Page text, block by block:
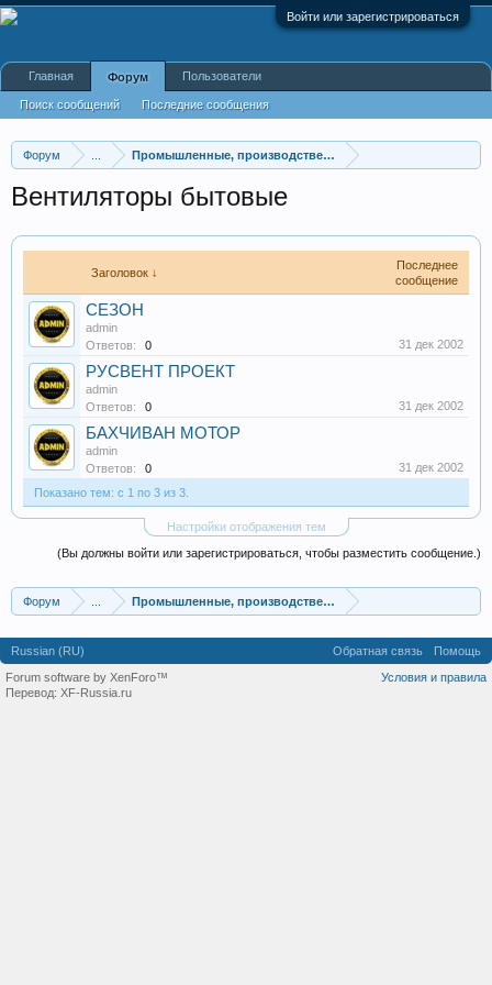
Войти или зарегистрироваться
Форум Промышленные, производственные и перерабатывающие
Вентиляторы бытовые
Заголовок ↓
Последнее
сообщение
СЕЗОН
admin
Ответов:
0 31 дек 2002
РУСВЕНТ ПРОЕКТ
admin
Ответов:
0 31 дек 2002
БАХЧИВАН МОТОР
admin
Ответов:
0
31 дек 2002
Показано тем: с 1 по 3 из 3.
Настройки отображения тем
(Вы должны войти или зарегистрироваться, чтобы разместить сообщение.)
Форум Промышленные, производственные и перерабатывающие
Главная Форум
Поиск сообщений Последние сообщения
Пользователи
Russian (RU) Обратная связь
Помощь
Условия и правила
Forum software by XenForo™
Перевод: XF-Russia.ru